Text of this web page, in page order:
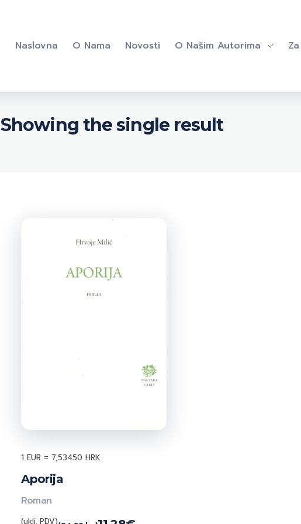
Naslovna O Nama Novosti O Našim Autorima
Showing the single result
Aporija
(uklj. PDV)
Roman
1 EUR = 7,53450 HRK